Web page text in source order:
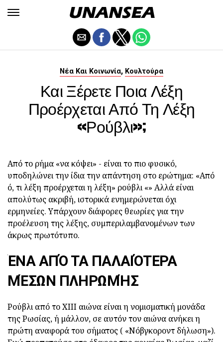
Νέα Και Κοινωνία, Κουλτούρα
Και Ξέρετε Ποια Λέξη
Προέρχεται Από Τη Λέξη
«ρούβλι»;
Από το ρήμα «να κόψει» - είναι το πιο φυσικό,
υποδηλώνει την ίδια την απάντηση στο ερώτημα: «Από
ό, τι λέξη προέρχεται η λέξη» ρούβλι «» Αλλά είναι
απολύτως ακριβή, ιστορικά ενημερώνεται όχι
ερμηνείες. Υπάρχουν διάφορες θεωρίες για την
προέλευση της λέξης, συμπεριλαμβανομένων των
άκρως πρωτότυπο.
ΈΝΑ ΑΠΌ ΤΑ ΠΑΛΑΙΌΤΕΡΑ
ΜΈΣΩΝ ΠΛΗΡΩΜΉΣ
Ρούβλι από το XIII αιώνα είναι η νομισματική μονάδα
της Ρωσίας, ή μάλλον, σε αυτόν τον αιώνα ανήκει η
πρώτη αναφορά του σήματος ( «Νόβγκοροντ δήλωση»).